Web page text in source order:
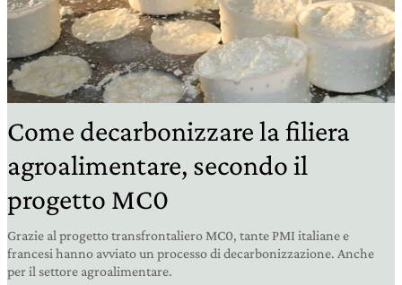
Come decarbonizzare la filiera
agroalimentare, secondo il
progetto MC0
Grazie al progetto transfrontaliero MC0, tante PMI italiane e
francesi hanno avviato un processo di decarbonizzazione. Anche
per il settore agroalimentare.